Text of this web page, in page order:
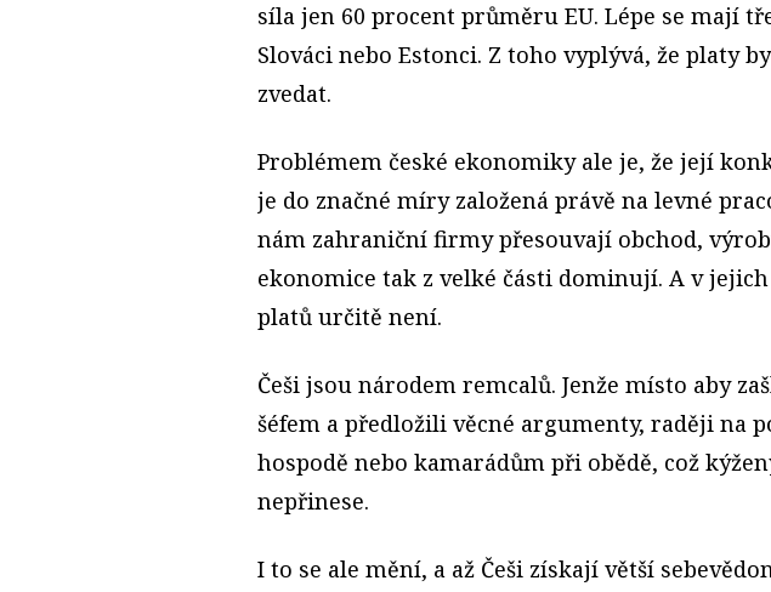
síla jen 60 procent průměru EU. Lépe se mají
Slováci nebo Estonci. Z toho vyplývá, že platy
zvedat.
Problémem české ekonomiky ale je, že její
je do značné míry založená právě na levné
nám zahraniční firmy přesouvají obchod,
ekonomice tak z velké části dominují. A v
platů určitě není.
Češi jsou národem remcalů. Jenže místo aby
šéfem a předložili věcné argumenty, raději na
hospodě nebo kamarádům při obědě, což
nepřinese.
I to se ale mění, a až Češi získají větší